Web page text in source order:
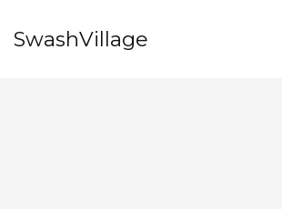
SwashVillage